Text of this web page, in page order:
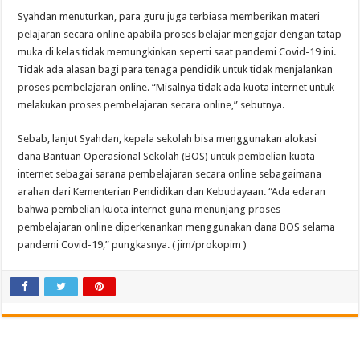
Syahdan menuturkan, para guru juga terbiasa memberikan materi
pelajaran secara online apabila proses belajar mengajar dengan tatap
muka di kelas tidak memungkinkan seperti saat pandemi Covid-19 ini.
Tidak ada alasan bagi para tenaga pendidik untuk tidak menjalankan
proses pembelajaran online. “Misalnya tidak ada kuota internet untuk
melakukan proses pembelajaran secara online,” sebutnya.
Sebab, lanjut Syahdan, kepala sekolah bisa menggunakan alokasi
dana Bantuan Operasional Sekolah (BOS) untuk pembelian kuota
internet sebagai sarana pembelajaran secara online sebagaimana
arahan dari Kementerian Pendidikan dan Kebudayaan. “Ada edaran
bahwa pembelian kuota internet guna menunjang proses
pembelajaran online diperkenankan menggunakan dana BOS selama
pandemi Covid-19,” pungkasnya. ( jim/prokopim )